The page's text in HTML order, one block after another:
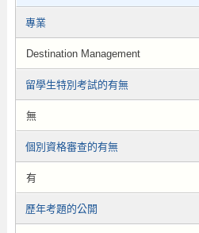
專業
Destination Management
留學生特別考試的有無
無
個別資格審查的有無
有
歷年考題的公開